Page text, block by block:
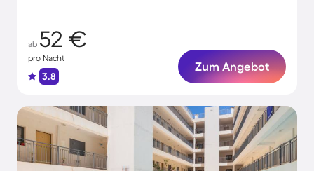
ab 52 €
pro Nacht
3.8
Zum Angebot